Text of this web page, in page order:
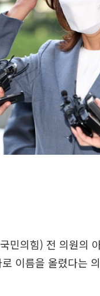
민의힘) 전 의원의
이름을 올렸다는